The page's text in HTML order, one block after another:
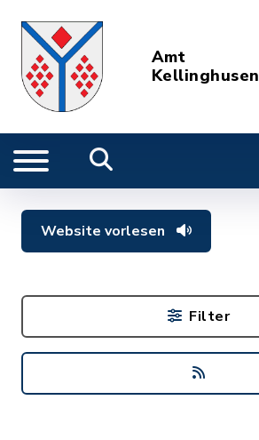
Amt
Kellinghusen
Website vorlesen
Filter